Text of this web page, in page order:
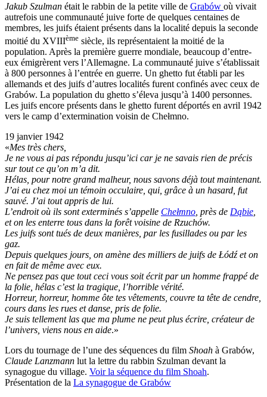
Jakub Szulman était le rabbin de la petite ville de Grabów où vivait
autrefois une communauté juive forte de quelques centaines de
membres, les juifs étaient présents dans la localité depuis la seconde
moitié du XVIIIème siècle, ils représentaient la moitié de la
population. Après la première guerre mondiale, beaucoup d’entre-
eux émigrèrent vers l’Allemagne. La communauté juive s’établissait
à 800 personnes à l’entrée en guerre. Un ghetto fut établi par les
allemands et des juifs d’autres localités furent confinés avec ceux de
Grabów. La population du ghetto s’éleva jusqu’à 1400 personnes.
Les juifs encore présents dans le ghetto furent déportés en avril 1942
vers le camp d’extermination voisin de Chełmno.
19 janvier 1942
«Mes très chers,
Je ne vous ai pas répondu jusqu’ici car je ne savais rien de précis
sur tout ce qu’on m’a dit.
Hélas, pour notre grand malheur, nous savons déjà tout maintenant.
J’ai eu chez moi un témoin occulaire, qui, grâce à un hasard, fut
sauvé. J’ai tout appris de lui.
L’endroit où ils sont exterminés s’appelle Chełmno , près de Dąbie
et on les enterre tous dans la forêt voisine de Rzuchów.
Les juifs sont tués de deux manières, par les fusillades ou par les
gaz.
Depuis quelques jours, on amène des milliers de juifs de Łódź et on
en fait de même avec eux.
Ne pensez pas que tout ceci vous soit écrit par un homme frappé de
la folie, hélas c’est la tragique, l’horrible vérité.
Horreur, horreur, homme ôte tes vêtements, couvre ta tête de cendre,
cours dans les rues et danse, pris de folie.
Je suis tellement las que ma plume ne peut plus écrire, créateur de
l’univers, viens nous en aide.»
Lors du tournage de l’une des séquences du film Shoah à Grabów,
Claude Lanzmann lut la lettre du rabbin Szulman devant la
synagogue du village. Voir la séquence du film Shoah.
Présentation de la La synagogue de Grabów